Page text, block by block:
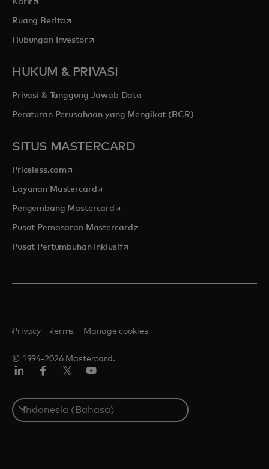
Ruang Berita opens in a new tab
Hubungan Investoropens in a new tab
HUKUM & PRIVASI
Privasi & Tanggung Jawab Data
Peraturan Perusahaan yang Mengikat (BCR)
SITUS MASTERCARD
Priceless.com opens in a new tab
Layanan Mastercardopens in a new tab
Pengembang Mastercard opens in a new tab
Pusat Pemasaran Mastercardopens in a new tab
Pusat Pertumbuhan Inklusifopens in a new tab
© 1994-2026 Mastercard.
Privacy Terms Manage cookies
Select
a
country